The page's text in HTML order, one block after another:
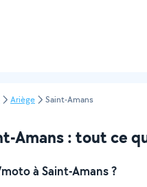
Ariège Saint-Amans
Amans : tout ce
à Saint-Amans ?